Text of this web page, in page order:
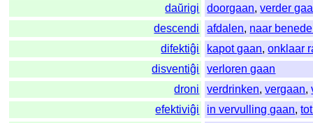
daŭrigi
doorgaan,verder
descendi
afdalen, naar
difektiĝi
kapot gaan,onklaar
disventiĝi
verloren gaan
droni
verdrinken,vergaan,
efektiviĝi
in vervulling gaan,